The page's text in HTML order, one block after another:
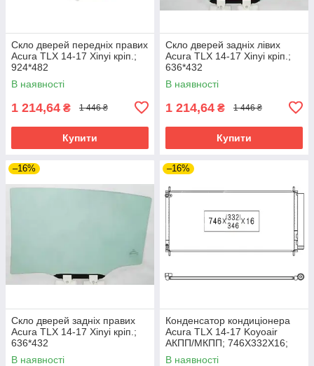
Скло дверей передніх правих
Acura TLX 14-17 Xinyi кріп.;
924*482
В наявності
1 214,64 ₴ 1 446 ₴
Купити
Скло дверей задніх лівих
Acura TLX 14-17 Xinyi кріп.;
636*432
В наявності
1 214,64 ₴ 1 446 ₴
Купити
–16%
Скло дверей задніх правих
Acura TLX 14-17 Xinyi кріп.;
636*432
В наявності
–16%
Конденсатор кондиціонера
Acura TLX 14-17 Koyoair
АКПП/МКПП; 746X332X16;
+осушувач; USA; (2.4/3.5)
В наявності